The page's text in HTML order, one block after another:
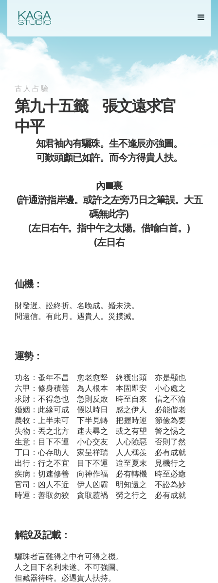
古人占驗
第九十五籤 張文遠求官
中平
知君袖內有驪珠。生不逢辰亦強圖。
可歎頭顱已如許。而今方得貴人扶。
內■裏
(許通滸指岸邊。或許之左旁乃日之筆誤。大五
碼無此字)
(左日右午。指中午之太陽。借喻白首。)
(左日右
仙機：
財發遲。訟終折。名晚成。婚未決。
問遠信。有此月。遇貴人。災撲滅。
運勢：
功名：蚤年不昌 愈老愈堅 終獲出頭 亦是顯也
六甲：修身積善 為人根本 本固即安 小心處之
求財：不得急也 急則反敗 時至自來 信之不渝
婚姻：此緣可成 假以時日 感之伊人 必能偕老
農牧：上半未可 下半見轉 把握時運 節儉為要
失物：丟之北方 速去尋之 或之有望 警之惕之
生意：目下不運 小心交友 人心險惡 否則了然
丁口：心存助人 家呈祥瑞 人人稱羨 必有成就
出行：行之不宜 目下不運 迨至夏末 見機行之
疾病：切速修善 向神作福 必有轉機 時至必癒
官司：凶人不近 伊人凶霸 明知遠之 不訟為妙
時運：善取勿狡 貪取惹禍 勞之行之 必有成就
解說及記載：
驪珠者言難得之中有可得之機。
人之目下名利未遂。不可強圖。
但藏器待時。必遇貴人扶持。